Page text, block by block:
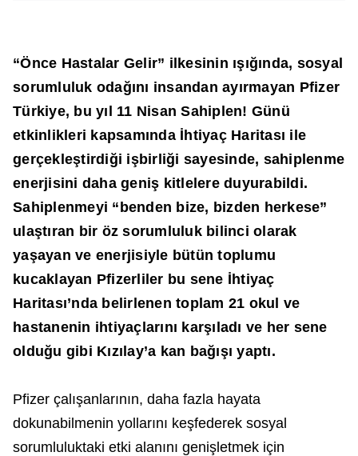
“Önce Hastalar Gelir” ilkesinin ışığında, sosyal
sorumluluk odağını insandan ayırmayan Pfizer
Türkiye, bu yıl 11 Nisan Sahiplen! Günü
etkinlikleri kapsamında İhtiyaç Haritası ile
gerçekleştirdiği işbirliği sayesinde, sahiplenme
enerjisini daha geniş kitlelere duyurabildi.
Sahiplenmeyi “benden bize, bizden herkese”
ulaştıran bir öz sorumluluk bilinci olarak
yaşayan ve enerjisiyle bütün toplumu
kucaklayan Pfizerliler bu sene İhtiyaç
Haritası’nda belirlenen toplam 21 okul ve
hastanenin ihtiyaçlarını karşıladı ve her sene
olduğu gibi Kızılay’a kan bağışı yaptı.
Pfizer çalışanlarının, daha fazla hayata
dokunabilmenin yollarını keşfederek sosyal
sorumluluktaki etki alanını genişletmek için